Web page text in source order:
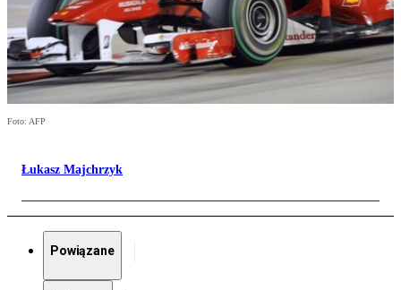
Foto: AFP
Łukasz Majchrzyk
Powiązane